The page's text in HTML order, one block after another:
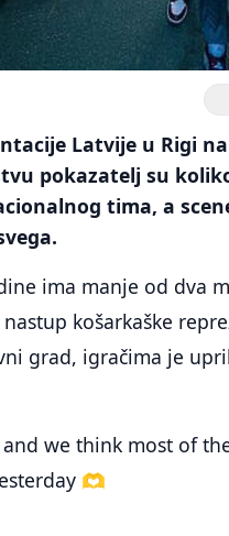
Latvije u Rigi
pokazatelj su
tima, a
ima manje od dva
košarkaške
grad, igračima je
we think most of
🫶